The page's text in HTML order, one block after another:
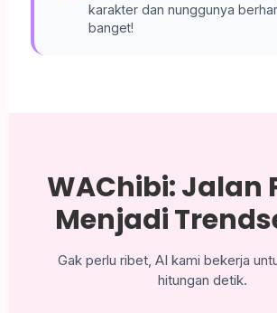
karakter dan nunggunya
banget!
WAChibi: Jalan
Menjadi
Gak perlu ribet, AI kami bekerja
hitungan detik.